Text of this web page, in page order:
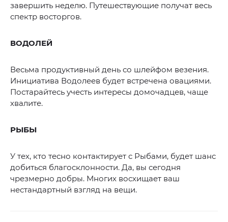
завершить неделю. Путешествующие получат весь
спектр восторгов.
ВОДОЛЕЙ
Весьма продуктивный день со шлейфом везения.
Инициатива Водолеев будет встречена овациями.
Постарайтесь учесть интересы домочадцев, чаще
хвалите.
РЫБЫ
У тех, кто тесно контактирует с Рыбами, будет шанс
добиться благосклонности. Да, вы сегодня
чрезмерно добры. Многих восхищает ваш
нестандартный взгляд на вещи.